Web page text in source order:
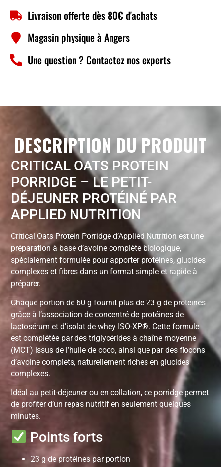
Livraison offerte dès 80€ d'achats
Magasin physique à Angers
Une question ? Contactez nos experts
DESCRIPTION DU PRODUIT
CRITICAL OATS PROTEIN
PORRIDGE – LE PETIT-
DÉJEUNER PROTÉINÉ PAR
APPLIED NUTRITION
Critical Oats Protein Porridge d’Applied Nutrition est une
préparation à base d’avoine complète biologique,
spécialement formulée pour apporter protéines, glucides
complexes et fibres dans un format simple et rapide à
préparer.
Chaque portion de 60 g fournit plus de 23 g de protéines
grâce à l’association de concentré de protéines de
lactosérum et d’isolat de whey ISO-XP®. Cette formule
est complétée par des triglycérides à chaîne moyenne
(MCT) issus de l’huile de coco, ainsi que par des flocons
d’avoine complets, naturellement riches en glucides
complexes.
Idéal au petit-déjeuner ou en collation, ce porridge permet
de profiter d’un repas nutritif en seulement quelques
minutes.
Points forts
23 g de protéines par portion